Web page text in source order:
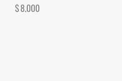
$8,000